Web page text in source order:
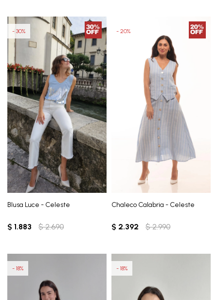
Blusa Luce - Celeste
$ 1.883 $ 2.690
30
Chaleco Calabria - Celeste
$ 2.392 $ 2.990
20
18 18